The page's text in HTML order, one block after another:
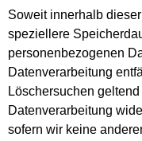
Soweit innerhalb
speziellere
personenbezogenen
Datenverarbeitung
Löschersuchen
Datenverarbeitung
sofern wir keine